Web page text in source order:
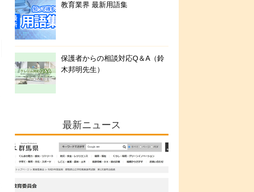
教育業界 最新用語集
保護者からの相談対応Q＆A（鈴
木邦明先生）
最新ニュース